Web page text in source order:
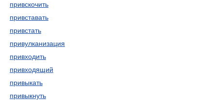
привскочить
привставать
привстать
привулканизация
привходить
привходящий
привыкать
привыкнуть